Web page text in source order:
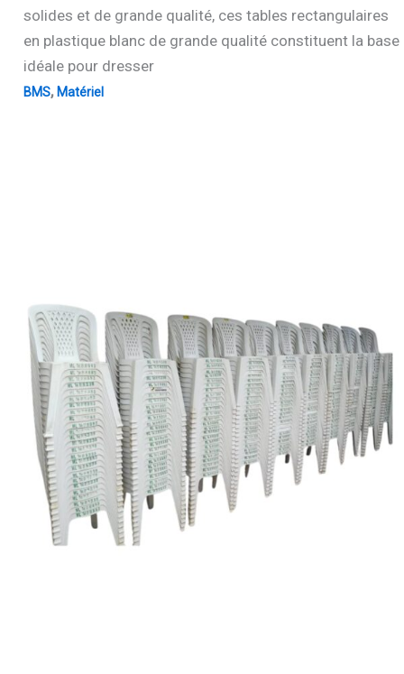
solides et de grande qualité, ces tables rectangulaires
en plastique blanc de grande qualité constituent la base
idéale pour dresser
BMS, Matériel